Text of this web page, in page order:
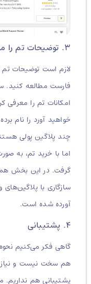
لازم است توضیحات تم
فارست مطالعه کنید.
امکانات تم را معرفی
خواهید آورد را نام برده
اما با خرید تم، به صورت
گرفت. در این بخش
سازگاری با پلاگین‌های
آورده شده است.
گاهی فکر می‌کنیم نحوه
هم سخت نیست و نیاز به
پشتیبانی هم نداریم.